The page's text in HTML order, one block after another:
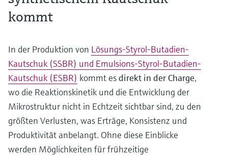
kommt
In der Produktion von Lösungs-Styrol-Butadien-
Kautschuk (SSBR) und Emulsions-Styrol-Butadien-
Kautschuk (ESBR) kommt es direkt in der Charge,
wo die Reaktionskinetik und die Entwicklung der
Mikrostruktur nicht in Echtzeit sichtbar sind, zu den
größten Verlusten, was Erträge, Konsistenz und
Produktivität anbelangt. Ohne diese Einblicke
werden Möglichkeiten für frühzeitige